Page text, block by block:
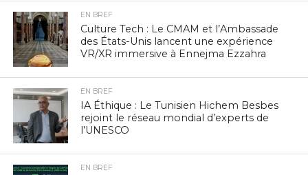
EN BREF
Culture Tech : Le CMAM et l’Ambassade
des États-Unis lancent une expérience
VR/XR immersive à Ennejma Ezzahra
EN BREF
IA Éthique : Le Tunisien Hichem Besbes
rejoint le réseau mondial d’experts de
l’UNESCO
EN BREF